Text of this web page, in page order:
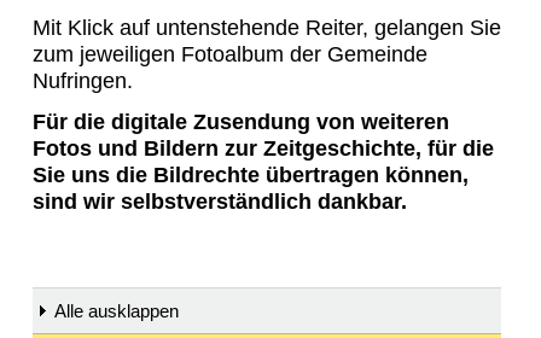
Mit Klick auf untenstehende Reiter, gelangen Sie
zum jeweiligen Fotoalbum der Gemeinde
Nufringen.
Für die digitale Zusendung von weiteren
Fotos und Bildern zur Zeitgeschichte, für die
Sie uns die Bildrechte übertragen können,
sind wir selbstverständlich dankbar.
Alle ausklappen